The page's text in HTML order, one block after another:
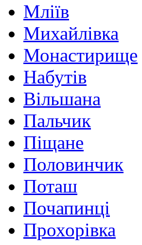
Мліїв
Михайлівка
Монастирище
Набутів
Вільшана
Пальчик
Піщане
Половинчик
Поташ
Почапинці
Прохорівка